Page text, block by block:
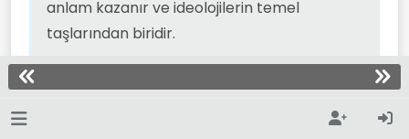
“vatan” kavramı zaten bir üst-yapı
olarak anlam kazanır ve ideolojilerin
anlam kazanır ve ideolojilerin temel
taşlarından biridir.
Kaçmak temelli çözüm arayışı olmaz. Zaten